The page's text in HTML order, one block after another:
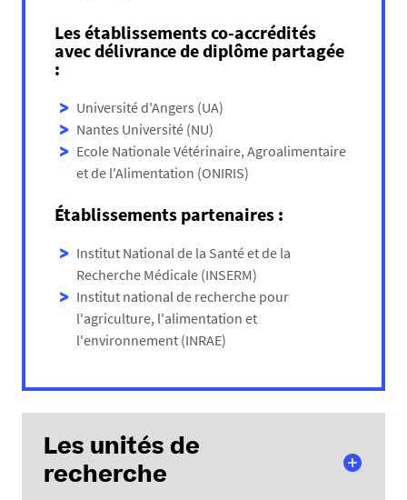
Les établissements co-accrédités
avec délivrance de diplôme partagée
:
Université d'Angers (UA)
Nantes Université (NU)
Ecole Nationale Vétérinaire, Agroalimentaire
et de l'Alimentation (ONIRIS)
Établissements partenaires :
Institut National de la Santé et de la
Recherche Médicale (INSERM)
Institut national de recherche pour
l'agriculture, l'alimentation et
l'environnement (INRAE)
Les unités de
recherche